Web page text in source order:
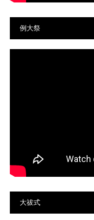
例大祭
大祓式